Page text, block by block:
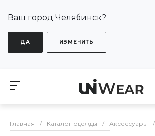
Ваш город Челябинск?
ДА ИЗМЕНИТЬ
Главная / Каталог одежды / Аксессуары /